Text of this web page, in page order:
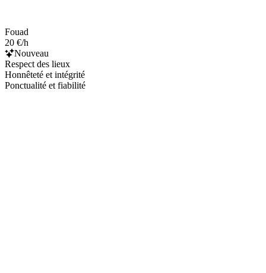
Fouad
20 €/h
Nouveau
Respect des lieux
Honnêteté et intégrité
Ponctualité et fiabilité